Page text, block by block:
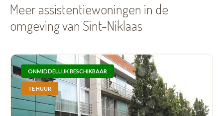
Meer assistentiewoningen in de
omgeving van Sint-Niklaas
ONMIDDELLIJK BESCHIKBAAR
TE HUUR